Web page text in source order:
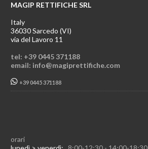
MAGIP RETTIFICHE SRL
Italy
36030 Sarcedo (VI)
via del Lavoro 11
tel: +39 0445 371188
email: info@magiprettifiche.com
+39 0445 371188
orari